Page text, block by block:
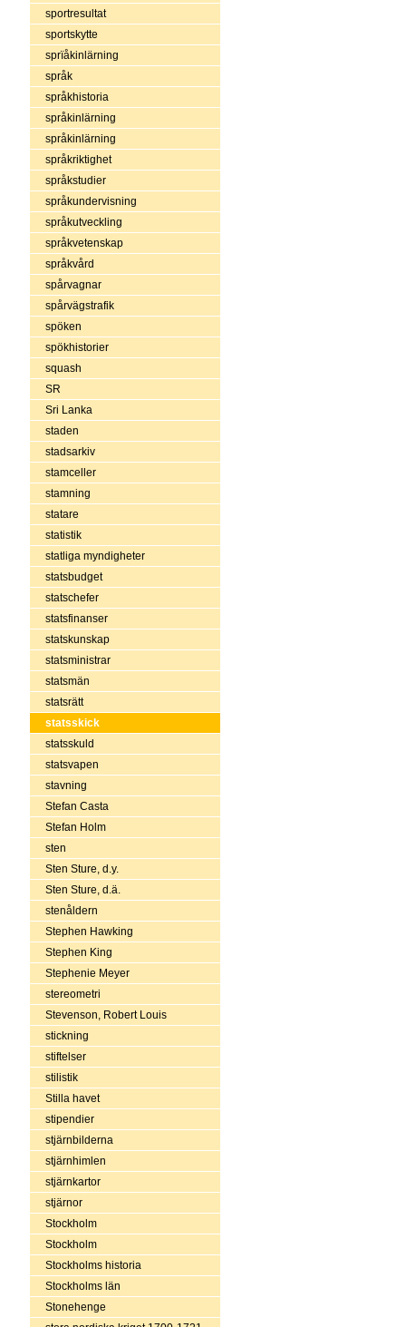
sportresultat
sportskytte
sprïåkinlärning
språk
språkhistoria
språkinlärning
språkinlärning
språkriktighet
språkstudier
språkundervisning
språkutveckling
språkvetenskap
språkvård
spårvagnar
spårvägstrafik
spöken
spökhistorier
squash
SR
Sri Lanka
staden
stadsarkiv
stamceller
stamning
statare
statistik
statliga myndigheter
statsbudget
statschefer
statsfinanser
statskunskap
statsministrar
statsmän
statsrätt
statsskick
statsskuld
statsvapen
stavning
Stefan Casta
Stefan Holm
sten
Sten Sture, d.y.
Sten Sture, d.ä.
stenåldern
Stephen Hawking
Stephen King
Stephenie Meyer
stereometri
Stevenson, Robert Louis
stickning
stiftelser
stilistik
Stilla havet
stipendier
stjärnbilderna
stjärnhimlen
stjärnkartor
stjärnor
Stockholm
Stockholm
Stockholms historia
Stockholms län
Stonehenge